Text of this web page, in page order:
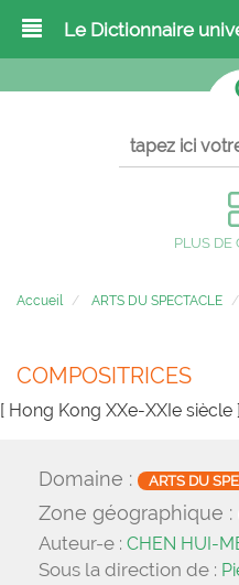
Le Dictionnaire
PLUS DE
Accueil ARTS DU SPECTACLE
COMPOSITRICES
[ Hong Kong XXe-XXIe siècle ]
Domaine : ARTS DU
Zone géographique :
Auteur-e : CHEN HUI-
Sous la direction de :